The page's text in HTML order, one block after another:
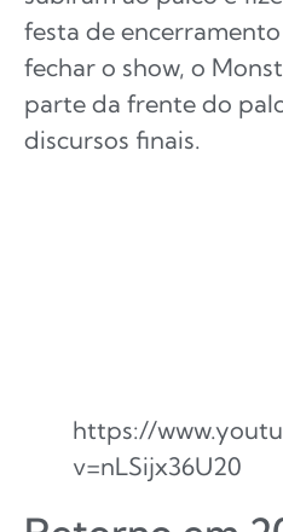
festa de
fechar o show, o
parte da frente do
discursos finais.
https://
v=nLSijx36U20